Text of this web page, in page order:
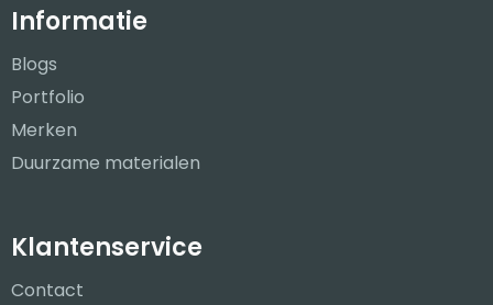
Informatie
Blogs
Portfolio
Merken
Duurzame materialen
Klantenservice
Contact